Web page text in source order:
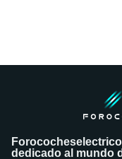
dedicado al mundo